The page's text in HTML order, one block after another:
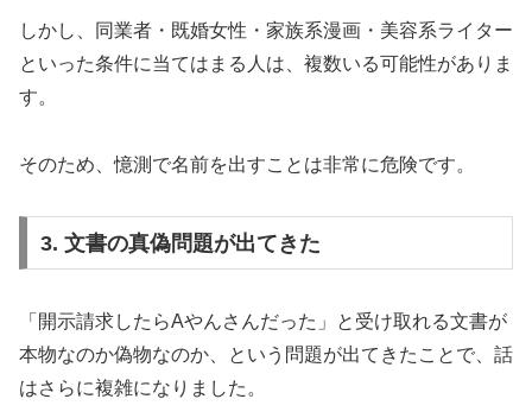
しかし、同業者・既婚女性・家族系漫画・美容系ライター
といった条件に当てはまる人は、複数いる可能性がありま
す。
そのため、憶測で名前を出すことは非常に危険です。
3. 文書の真偽問題が出てきた
「開示請求したらAやんさんだった」と受け取れる文書が
本物なのか偽物なのか、という問題が出てきたことで、話
はさらに複雑になりました。